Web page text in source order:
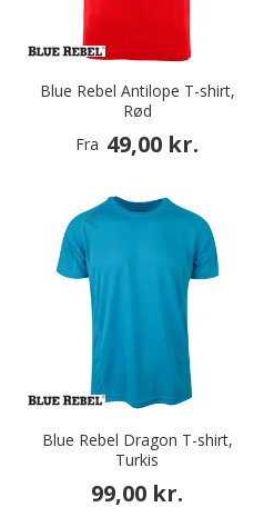
Blue Rebel Antilope T-shirt,
Rød
Fra 49,00 kr.
Blue Rebel Dragon T-shirt,
Turkis
99,00 kr.